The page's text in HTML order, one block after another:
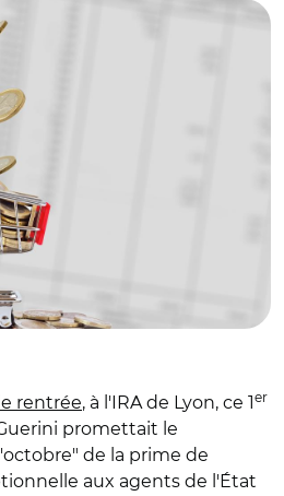
rentrée, à l'IRA de Lyon, ce 1er
promettait le
de la prime de
aux agents de l'État